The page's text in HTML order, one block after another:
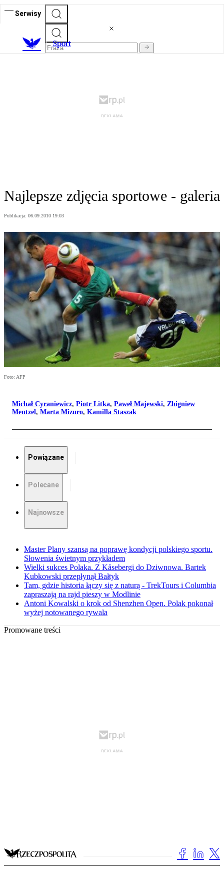
Serwisy
Sport
Najlepsze zdjęcia sportowe - galeria
Publikacja: 06.09.2010 19:03
Foto: AFP
Michał Cyraniewicz, Piotr Litka, Paweł Majewski, Zbigniew
Mentzel, Marta Mizuro, Kamilla Staszak
Powiązane
Polecane
Najnowsze
Master Plany szansą na poprawę kondycji polskiego sportu.
Słowenia świetnym przykładem
Wielki sukces Polaka. Z Kåsebergi do Dziwnowa. Bartek
Kubkowski przepłynął Bałtyk
Tam, gdzie historia łączy się z naturą - TrekTours i Columbia
zapraszają na rajd pieszy w Modlinie
Antoni Kowalski o krok od Shenzhen Open. Polak pokonał
wyżej notowanego rywala
Promowane treści